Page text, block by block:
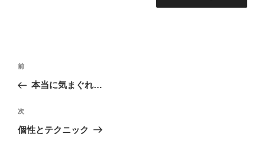
投
ナ
ビ
ゲ
前
の
稿
前
本当に気まぐれ…
次
の
次
個性とテクニック